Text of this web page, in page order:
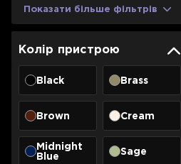
Аксесуари для кавомашин
Засоби для чистки
Термочашки
Показати все
Для 3D-принтерів
Для принтерів
Для кавомашин
Показати більше фільтрів
Колір пристрою
Black Brass
Brown Cream
Midnight
Blue
Sage